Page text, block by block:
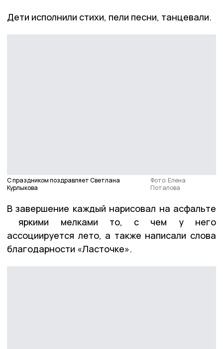
Дети исполнили стихи, пели песни, танцевали.
С праздником поздравляет Светлана
Курлыкова
Фото: Елена
Потапова
В завершение каждый нарисовал на асфальте
яркими мелками то, с чем у него
ассоциируется лето, а также написали слова
благодарности «Ласточке».